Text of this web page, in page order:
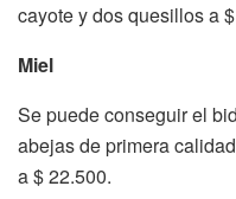
cayote y dos quesillos a
Miel
Se puede conseguir el
abejas de primera
a $ 22.500.